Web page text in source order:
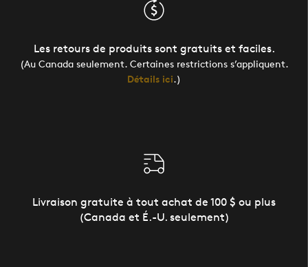
Les retours de produits sont gratuits et faciles.
(Au Canada seulement. Certaines restrictions s’appliquent.
Détails ici.)
Livraison gratuite à tout achat de 100 $ ou plus
(Canada et É.-U. seulement)